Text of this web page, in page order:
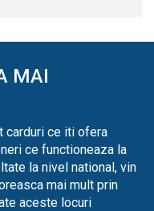
MAI
carduri ce iti ofera
ce functioneaza la
la nivel national, vin
mai mult prin
aceste locuri